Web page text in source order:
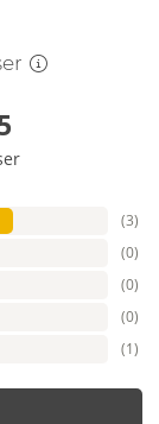
(3)
(0)
(0)
(0)
(1)